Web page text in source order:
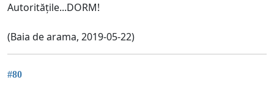
Autoritățile...DORM!
(Baia de arama, 2019-05-22)
#80